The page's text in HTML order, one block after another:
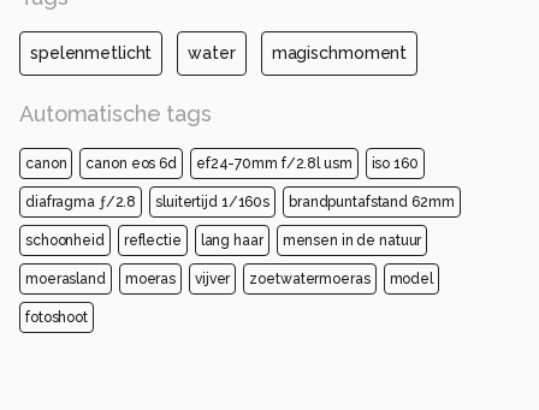
spelenmetlicht water magischmoment
Automatische tags
canon canon eos 6d ef24-70mm f/2.8l usm iso 160
diafragma ƒ/2.8 sluitertijd 1/160s brandpuntafstand 62mm
schoonheid reflectie lang haar mensen in de natuur
moerasland moeras vijver zoetwatermoeras model
fotoshoot